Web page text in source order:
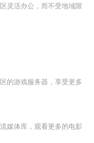
灵活办公，而不受地域限
的游戏服务器，享受更多
媒体库，观看更多的电影